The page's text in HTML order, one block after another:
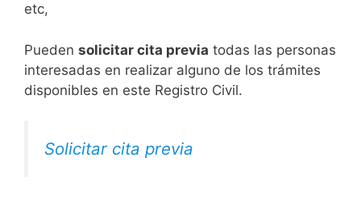
etc,
​Pueden solicitar cita previa todas las personas
interesadas en realizar alguno de los trámites
disponibles en este Registro Civil.​
Solicitar cita previa